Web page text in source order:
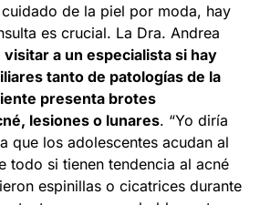
de la piel por moda, hay
es crucial. La Dra. Andrea
visitar a un especialista si hay
tanto de patologías de la
presenta brotes
lesiones o lunares. “Yo diría
que los adolescentes acudan al
todo si tienen tendencia al acné
espinillas o cicatrices durante